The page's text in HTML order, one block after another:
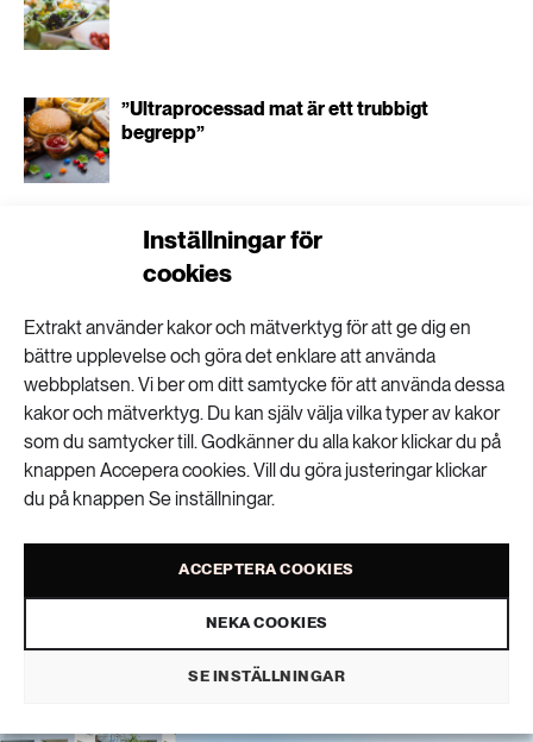
Inställningar för
cookies
Extrakt använder kakor och mätverktyg för att ge dig en
bättre upplevelse och göra det enklare att använda
webbplatsen. Vi ber om ditt samtycke för att använda dessa
kakor och mätverktyg. Du kan själv välja vilka typer av kakor
som du samtycker till. Godkänner du alla kakor klickar du på
knappen Accepera cookies. Vill du göra justeringar klickar
du på knappen Se inställningar.
ACCEPTERA COOKIES
NEKA COOKIES
SE INSTÄLLNINGAR
”Ultraprocessad mat är ett trubbigt
begrepp”
Stora skillnader i lönsamhet i
livsmedelskedjan
Malmö först med
rådgivning om
klimatanpassning
HÅLLBARA STÄDER PUBLICERAD 30 JUNI 2026